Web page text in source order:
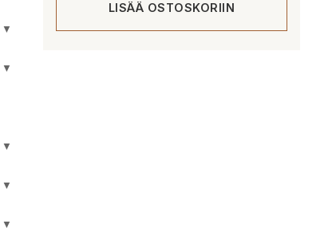
▼
▼
▼
▼
▼
LISÄÄ OSTOSKORIIN